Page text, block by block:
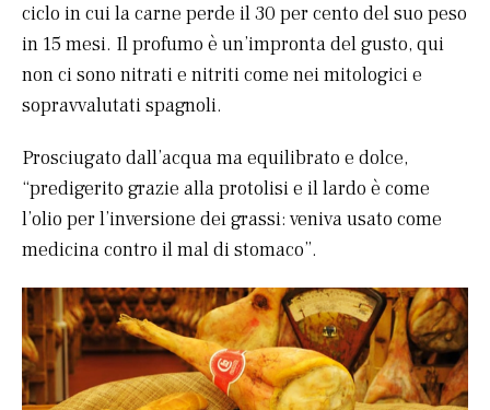
ciclo in cui la carne perde il 30 per cento del suo peso
in 15 mesi. Il profumo è un’impronta del gusto, qui
non ci sono nitrati e nitriti come nei mitologici e
sopravvalutati spagnoli.
Prosciugato dall’acqua ma equilibrato e dolce,
“predigerito grazie alla protolisi e il lardo è come
l’olio per l’inversione dei grassi: veniva usato come
medicina contro il mal di stomaco”.